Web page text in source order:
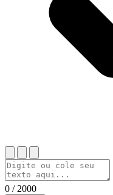
0 / 2000